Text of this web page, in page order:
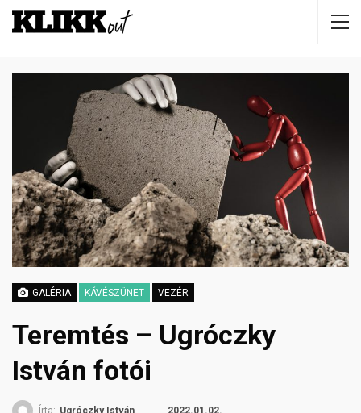
GALÉRIA KÁVÉSZÜNET VEZÉR
Teremtés – Ugróczky
István fotói
2022.01.02.